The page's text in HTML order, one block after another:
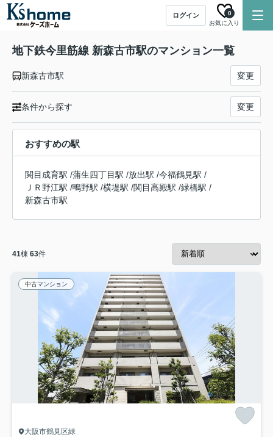
ログイン
お気に入り
0
地下鉄今里筋線 新森古市駅のマンション一覧
新森古市駅 変更
条件から探す 変更
おすすめの駅
関目成育駅 /蒲生四丁目駅 /放出駅 /今福鶴見駅 /
ＪＲ野江駅 /鴫野駅 /横堤駅 /関目高殿駅 /緑橋駅 /
新森古市駅
41棟 63件
中古マンション
大阪市鶴見区緑